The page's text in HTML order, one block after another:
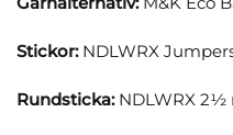
Stickor:NDLWRX
Rundsticka:NDLWRX 2½